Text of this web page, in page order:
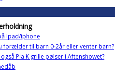
Ipad/iphone
forælder til barn 0-2år eller venter barn?
også Pia K grille pølser i Aftenshowet?